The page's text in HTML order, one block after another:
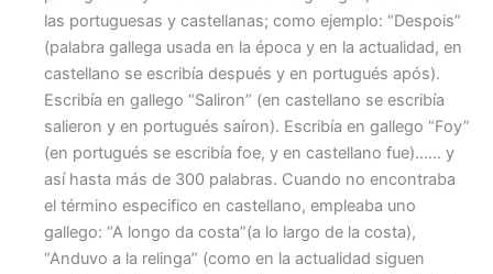
las portuguesas y castellanas; como ejemplo: “Despois”
(palabra gallega usada en la época y en la actualidad, en
castellano se escribía después y en portugués após).
Escribía en gallego “Saliron” (en castellano se escribía
salieron y en portugués saíron). Escribía en gallego “Foy”
(en portugués se escribía foe, y en castellano fue)…… y
así hasta más de 300 palabras. Cuando no encontraba
el término especifico en castellano, empleaba uno
gallego: “A longo da costa”(a lo largo de la costa),
“Anduvo a la relinga” (como en la actualidad siguen